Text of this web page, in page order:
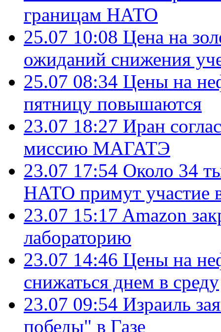
границам НАТО
25.07 10:08 Цена на
ожиданий снижения
25.07 08:34 Цены на
пятницу повышаются
23.07 18:27 Иран
миссию МАГАТЭ
23.07 17:54 Около 34
НАТО примут участие
23.07 15:17 Amazon
лабораторию
23.07 14:46 Цены на
снижаться днем в среду
23.07 09:54 Израиль
победы" в Газе